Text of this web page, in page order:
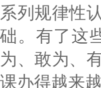
系列规律性
础。有了这
为、敢为、
课办得越来越